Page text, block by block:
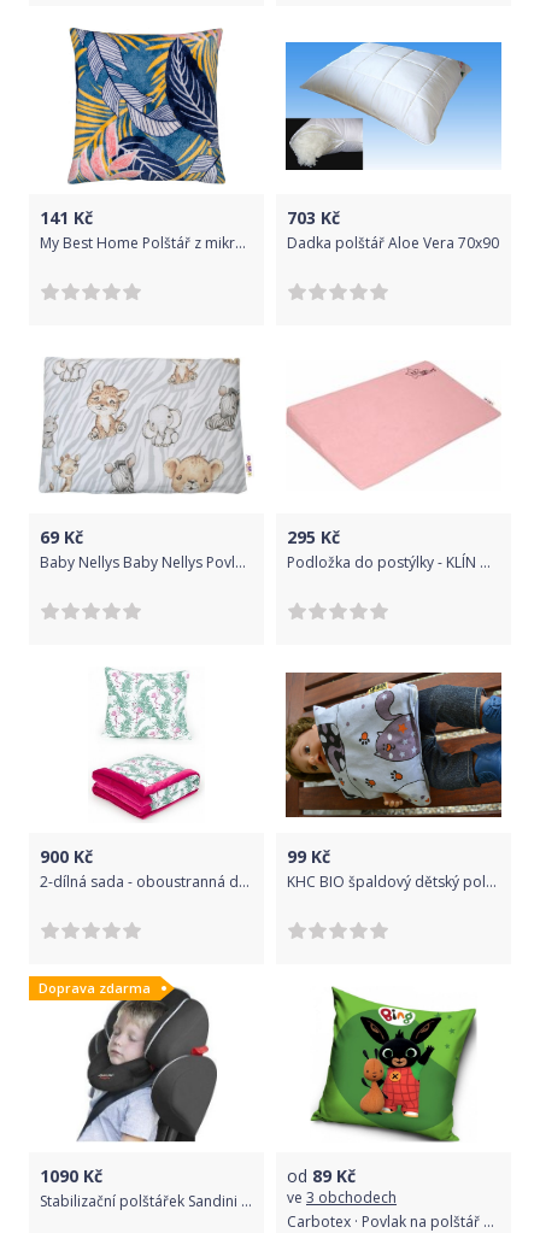
141 Kč
My Best Home Polštář z mikrovlákna TROPICS 40x40 cm žlutá/modrá
703 Kč
Dadka polštář Aloe Vera 70x90
69 Kč
Baby Nellys Baby Nellys Povlak na polštářek ZOO Natural, 40x60 cm - hnědá/šedá
295 Kč
Podložka do postýlky - KLÍN HVĚZDIČKA růžový - BabyNellys
900 Kč
2-dílná sada - oboustranná dečka Velvet 75 x 100 cm s polštářkem - Plameňáci tm. růžová
99 Kč
KHC BIO špaldový dětský polštářek Kočičky1 nahřívací 20 x 20 cm Pratelný potah
Doprava zdarma
1090 Kč
Stabilizační polštářek Sandini SleepFix® Kids BASIC
od 89 Kč
ve 3 obchodech
Carbotex · Povlak na polštář Zajíček Bing a Flop, 40 x 40 cm, se zipovým uzávěrem